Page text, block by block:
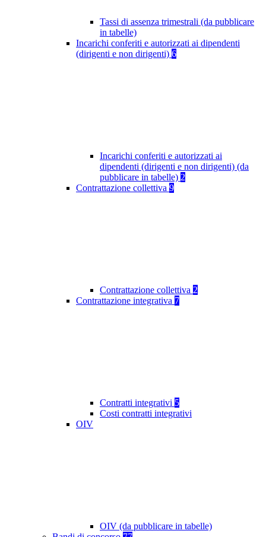
Tassi di assenza trimestrali (da pubblicare
in tabelle)
Incarichi conferiti e autorizzati ai dipendenti
(dirigenti e non dirigenti) 6
Incarichi conferiti e autorizzati ai
dipendenti (dirigenti e non dirigenti) (da
pubblicare in tabelle) 2
Contrattazione collettiva 9
Contrattazione collettiva 2
Contrattazione integrativa 7
Contratti integrativi 5
Costi contratti integrativi
OIV
OIV (da pubblicare in tabelle)